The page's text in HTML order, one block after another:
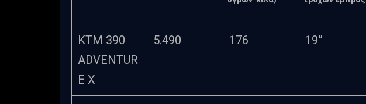
KTM 390
ADVENTUR
E X
5.490 176 19”